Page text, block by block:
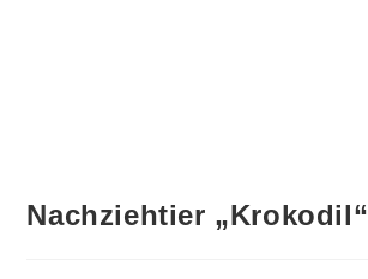
Nachziehtier „Krokodil“